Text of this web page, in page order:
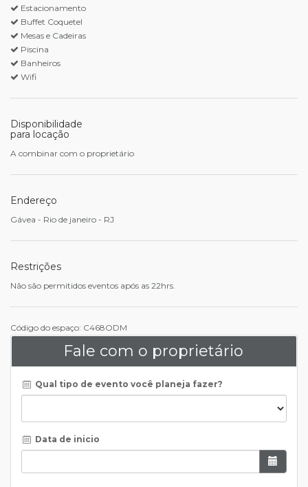
Estacionamento
Buffet Coquetel
Mesas e Cadeiras
Piscina
Banheiros
Wifi
Disponibilidade
para locação
A combinar com o proprietário
Endereço
Gávea - Rio de janeiro - RJ
Restrições
Não são permitidos eventos após as 22hrs.
Código do espaço: C468ODM
Fale com o proprietário
Qual tipo de evento você planeja fazer?
Data de inicio